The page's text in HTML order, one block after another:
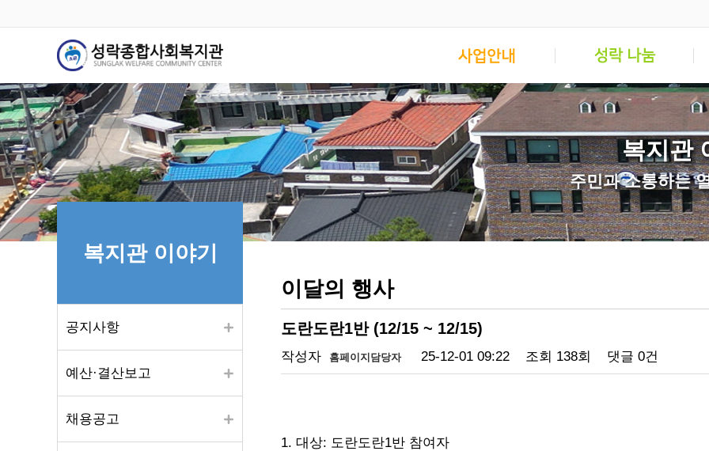
복지관
주민과 소통하는
복지관 이야기
공지사항
예산·결산보고
채용공고
이달의 행사
도란도란1반 (12/15 ~ 12/15)
페이지 정보
작성자 홈페이지담당자 25-12-01 09:22 조회 138회 댓글 0건
1. 대상: 도란도란1반 참여자